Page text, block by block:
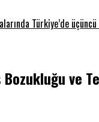
Türkiye’de
ve